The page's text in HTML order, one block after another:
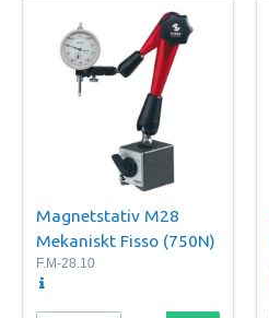
Magnetstativ M28
Mekaniskt Fisso (750N)
F.M-28.10